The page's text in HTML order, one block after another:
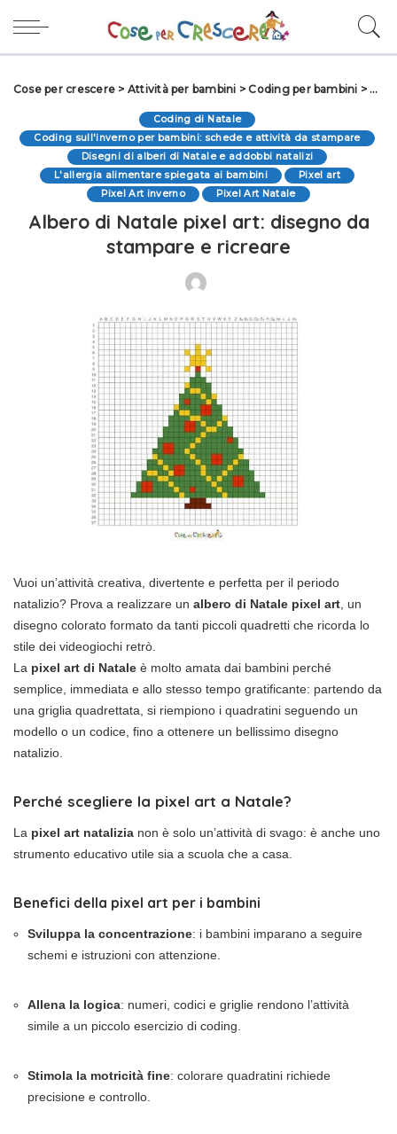
Cose per crescere > Attività per bambini >Coding per bambini >
Coding di Natale
Coding sull'inverno per bambini: schede e attività da stampare
Disegni di alberi di Natale e addobbi natalizi
L'allergia alimentare spiegata ai bambini
Pixel art
Pixel Art inverno
Pixel Art Natale
Albero di Natale pixel art: disegno da
stampare e ricreare
Vuoi un’attività creativa, divertente e perfetta per il periodo
natalizio? Prova a realizzare un albero di Natale pixel art , un
disegno colorato formato da tanti piccoli quadretti che ricorda lo
stile dei videogiochi retrò.
La pixel art di Natale è molto amata dai bambini perché
semplice, immediata e allo stesso tempo gratificante: partendo da
una griglia quadrettata, si riempiono i quadratini seguendo un
modello o un codice, fino a ottenere un bellissimo disegno
natalizio.
Perché scegliere la pixel art a Natale?
La pixel art natalizia non è solo un’attività di svago: è anche uno
strumento educativo utile sia a scuola che a casa.
Benefici della pixel art per i bambini
Sviluppa la concentrazione: i bambini imparano a seguire
schemi e istruzioni con attenzione.
Allena la logica: numeri, codici e griglie rendono l’attività
simile a un piccolo esercizio di coding.
Stimola la motricità fine: colorare quadratini richiede
precisione e controllo.